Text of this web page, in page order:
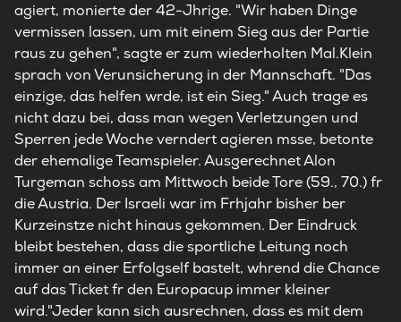
agiert, monierte der 42-Jhrige. "Wir haben Dinge
vermissen lassen, um mit einem Sieg aus der Partie
raus zu gehen", sagte er zum wiederholten Mal.Klein
sprach von Verunsicherung in der Mannschaft. "Das
einzige, das helfen wrde, ist ein Sieg." Auch trage es
nicht dazu bei, dass man wegen Verletzungen und
Sperren jede Woche verndert agieren msse, betonte
der ehemalige Teamspieler. Ausgerechnet Alon
Turgeman schoss am Mittwoch beide Tore (59., 70.) fr
die Austria. Der Israeli war im Frhjahr bisher ber
Kurzeinstze nicht hinaus gekommen. Der Eindruck
bleibt bestehen, dass die sportliche Leitung noch
immer an einer Erfolgself bastelt, whrend die Chance
auf das Ticket fr den Europacup immer kleiner
wird."Jeder kann sich ausrechnen, dass es mit dem